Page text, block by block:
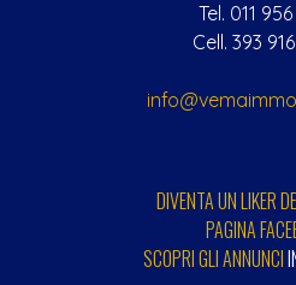
Tel. 011
Cell. 393
DIVENTA UN LIKER
PAGINA
SCOPRI GLI ANNUNCI